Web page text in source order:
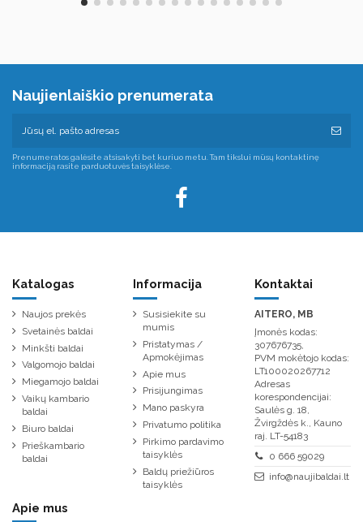
Naujienlaiškio prenumerata
Prenumeratos galėsite atsisakyti bet kuriuo metu. Tam tikslui mūsų kontaktinę
informaciją rasite parduotuvės taisyklėse.
Katalogas
Naujos prekės
Svetainės baldai
Minkšti baldai
Valgomojo baldai
Miegamojo baldai
Vaikų kambario
baldai
Biuro baldai
Prieškambario
baldai
Informacija
Susisiekite su
mumis
Pristatymas /
Apmokėjimas
Apie mus
Prisijungimas
Mano paskyra
Privatumo politika
Pirkimo pardavimo
taisyklės
Baldų priežiūros
taisyklės
Kontaktai
AITERO, MB
Įmonės kodas:
307676735,
PVM mokėtojo kodas:
LT100020267712
Adresas
korespondencijai:
Saulės g. 18,
Žvirgždės k., Kauno
raj. LT-54183
0 666 59029
info@naujibaldai.lt
Apie mus